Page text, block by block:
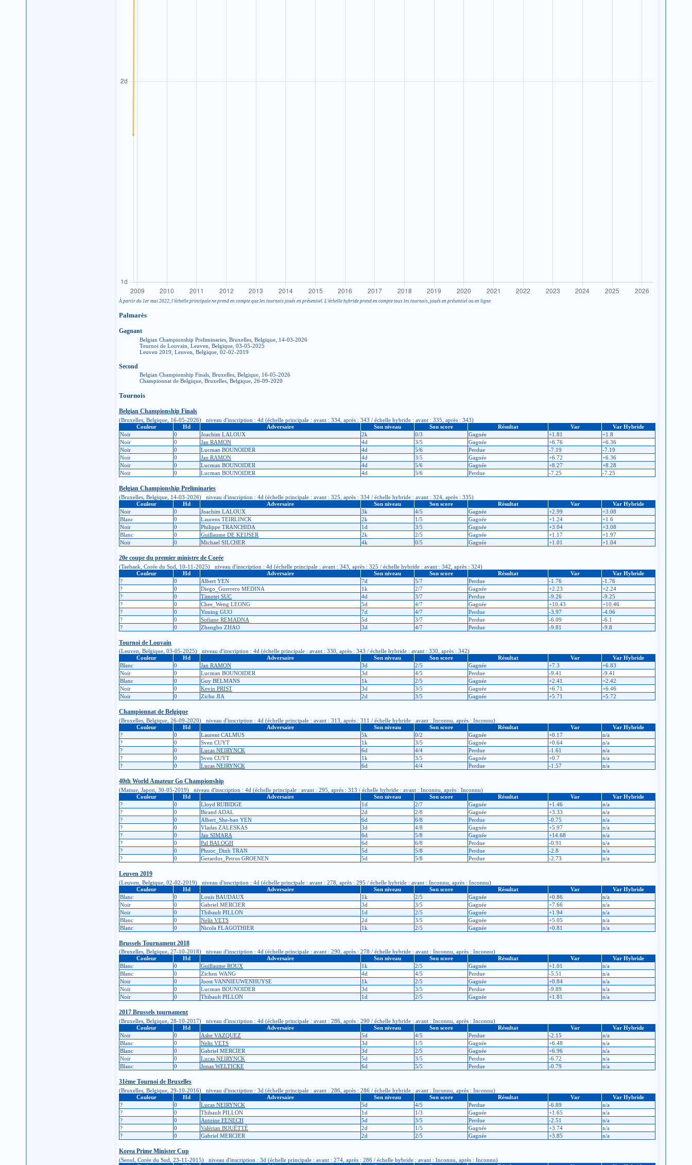
À partir du 1er mai 2022, l’échelle principale ne prend en compte que les tournois joués en présentiel. L’échelle hybride prend en compte tous les tournois, joués en présentiel ou en ligne.
Palmarès
Gagnant
Belgian Championship Preliminaries, Bruxelles, Belgique, 14-03-2026
Tournoi de Louvain, Leuven, Belgique, 03-05-2025
Leuven 2019, Leuven, Belgique, 02-02-2019
Second
Belgian Championship Finals, Bruxelles, Belgique, 16-05-2026
Championnat de Belgique, Bruxelles, Belgique, 26-09-2020
Tournois
Belgian Championship Finals
(Bruxelles, Belgique, 16-05-2026) niveau d'inscription : 4d (échelle principale : avant : 334, après : 343 / échelle hybride : avant : 335, après : 343)
Couleur
Hd Adversaire Son niveau Son score Résultat Var
Var Hybride
Noir
0 Joachim LALOUX 2k 0/3 Gagnée +1.81
+1.8
Noir
0 Jan RAMON 4d 3/5 Gagnée +6.76
+6.36
Noir
0 Lucman BOUNOIDER 4d 5/6 Perdue -7.19
-7.19
Noir
0 Jan RAMON 4d 3/5 Gagnée +6.72
+6.36
Noir
0 Lucman BOUNOIDER 4d 5/6 Gagnée +8.27
+8.28
Noir
0 Lucman BOUNOIDER 4d 5/6 Perdue -7.25 -7.25
Belgian Championship Preliminaries
(Bruxelles, Belgique, 14-03-2026) niveau d'inscription : 4d (échelle principale : avant : 325, après : 334 / échelle hybride : avant : 324, après : 335)
Couleur
Hd Adversaire Son niveau Son score Résultat Var
Var Hybride
Noir
0 Joachim LALOUX 3k 4/5 Gagnée +2.99
+3.08
Blanc
0 Laurens TEIRLINCK 2k 1/5 Gagnée +1.24
+1.6
Noir
0 Philippe TRANCHIDA 1d 3/5 Gagnée +3.04
+3.08
Blanc
0 Guillaume DE KEIJSER 2k 2/5 Gagnée +1.17
+1.97
Noir
0 Michael SILCHER 4k 0/5 Gagnée +1.01 +1.04
20e coupe du premier ministre de Corée
(Taebaek, Corée du Sud, 10-11-2025) niveau d'inscription : 4d (échelle principale : avant : 343, après : 325 / échelle hybride : avant : 342, après : 324)
Couleur
Hd Adversaire Son niveau Son score Résultat Var
Var Hybride
?
0 Albert YEN 7d 5/7 Perdue -1.76
-1.76
?
0 Diego_Guerrero MEDINA 1k 2/7 Gagnée +2.23
+2.24
?
0 Timotej SUC 4d 3/7 Perdue -9.26
-9.25
?
0 Chee_Weng LEONG 5d 4/7 Gagnée +10.43
+10.46
?
0 Yiming GUO 7d 4/7 Perdue -3.97
-4.06
?
0 Sofiane REMADNA 5d 3/7 Perdue -6.09
-6.1
?
0 Zhengbo ZHAO 3d 4/7 Perdue -9.81 -9.8
Tournoi de Louvain
(Leuven, Belgique, 03-05-2025) niveau d'inscription : 4d (échelle principale : avant : 330, après : 343 / échelle hybride : avant : 330, après : 342)
Couleur
Hd Adversaire Son niveau Son score Résultat Var
Var Hybride
Blanc
0 Jan RAMON 3d 2/5 Gagnée +7.3
+6.83
Noir
0 Lucman BOUNOIDER 3d 4/5 Perdue -9.41
-9.41
Blanc
0 Guy BELMANS 1k 2/5 Gagnée +2.41
+2.42
Noir
0 Kevin PRIST 3d 3/5 Gagnée +6.71
+6.46
Noir
0 Zichu JIA 2d 3/5 Gagnée +5.71 +5.72
Championnat de Belgique
(Bruxelles, Belgique, 26-09-2020) niveau d'inscription : 4d (échelle principale : avant : 313, après : 311 / échelle hybride : avant : Inconnu, après : Inconnu)
Couleur
Hd Adversaire Son niveau Son score Résultat Var
Var Hybride
?
0 Laurent CALMUS 5k 0/2 Gagnée +0.17
n/a
?
0 Sven CUYT 1k 3/5 Gagnée +0.64
n/a
?
0 Lucas NEIRYNCK 6d 4/4 Perdue -1.61
n/a
?
0 Sven CUYT 1k 3/5 Gagnée +0.7
n/a
?
0 Lucas NEIRYNCK 6d 4/4 Perdue -1.57 n/a
40th World Amateur Go Championship
(Matsue, Japon, 30-05-2019) niveau d'inscription : 4d (échelle principale : avant : 295, après : 313 / échelle hybride : avant : Inconnu, après : Inconnu)
Couleur
Hd Adversaire Son niveau Son score Résultat Var
Var Hybride
?
0 Lloyd RUBIDGE 1d 2/7 Gagnée +1.46
n/a
?
0 Birand ADAL 2d 2/8 Gagnée +3.33
n/a
?
0 Albert_She-bao YEN 6d 6/8 Perdue -0.75
n/a
?
0 Vladas ZALESKAS 3d 4/8 Gagnée +5.97
n/a
?
0 Jan SIMARA 6d 5/8 Gagnée +14.68
n/a
?
0 Pal BALOGH 6d 6/8 Perdue -0.91
n/a
?
0 Phuoc_Dinh TRAN 5d 5/8 Perdue -2.8
n/a
?
0 Gerardus_Petrus GROENEN 5d 5/8 Perdue -2.73 n/a
Leuven 2019
(Leuven, Belgique, 02-02-2019) niveau d'inscription : 4d (échelle principale : avant : 278, après : 295 / échelle hybride : avant : Inconnu, après : Inconnu)
Couleur
Hd Adversaire Son niveau Son score Résultat Var
Var Hybride
Blanc
0 Louis BAUDAUX 1k 2/5 Gagnée +0.86
n/a
Noir
0 Gabriel MERCIER 3d 3/5 Gagnée +7.66
n/a
Noir
0 Thibault PILLON 1d 2/5 Gagnée +1.94
n/a
Blanc
0 Nelis VETS 2d 3/5 Gagnée +5.05
n/a
Blanc
0 Nicola FLAGOTHIER 1k 2/5 Gagnée +0.81 n/a
Brussels Tournament 2018
(Bruxelles, Belgique, 27-10-2018) niveau d'inscription : 4d (échelle principale : avant : 290, après : 278 / échelle hybride : avant : Inconnu, après : Inconnu)
Couleur
Hd Adversaire Son niveau Son score Résultat Var
Var Hybride
Blanc
0 Guillaume ROUX 1k 2/5 Gagnée +1.01
n/a
Blanc
0 Zichen WANG 4d 4/5 Perdue -5.51
n/a
Noir
0 Joost VANNIEUWENHUYSE 1k 2/5 Gagnée +0.84
n/a
Noir
0 Lucman BOUNOIDER 3d 3/5 Perdue -9.89
n/a
Noir
0 Thibault PILLON 1d 2/5 Gagnée +1.81 n/a
2017 Brussels tournament
(Bruxelles, Belgique, 28-10-2017) niveau d'inscription : 4d (échelle principale : avant : 286, après : 290 / échelle hybride : avant : Inconnu, après : Inconnu)
Couleur
Hd Adversaire Son niveau Son score Résultat Var
Var Hybride
Noir
0 Ashe VAZQUEZ 5d 4/5 Perdue -2.15
n/a
Blanc
0 Nelis VETS 3d 1/5 Gagnée +6.48
n/a
Blanc
0 Gabriel MERCIER 3d 2/5 Gagnée +6.96
n/a
Noir
0 Lucas NEIRYNCK 5d 3/5 Perdue -6.72
n/a
Blanc
0 Jonas WELTICKE 6d 5/5 Perdue -0.79 n/a
31ème Tournoi de Bruxelles
(Bruxelles, Belgique, 29-10-2016) niveau d'inscription : 3d (échelle principale : avant : 286, après : 286 / échelle hybride : avant : Inconnu, après : Inconnu)
Couleur
Hd Adversaire Son niveau Son score Résultat Var
Var Hybride
?
0 Lucas NEIRYNCK 5d 4/5 Perdue -6.89
n/a
?
0 Thibault PILLON 1d 1/3 Gagnée +1.65
n/a
?
0 Antoine FENECH 5d 3/5 Perdue -2.51
n/a
?
0 Valérian BOUËTTÉ 2d 1/5 Gagnée +3.74
n/a
?
0 Gabriel MERCIER 2d 2/5 Gagnée +3.85 n/a
Korea Prime Minister Cup
(Seoul, Corée du Sud, 23-11-2015) niveau d'inscription : 3d (échelle principale : avant : 274, après : 286 / échelle hybride : avant : Inconnu, après : Inconnu)